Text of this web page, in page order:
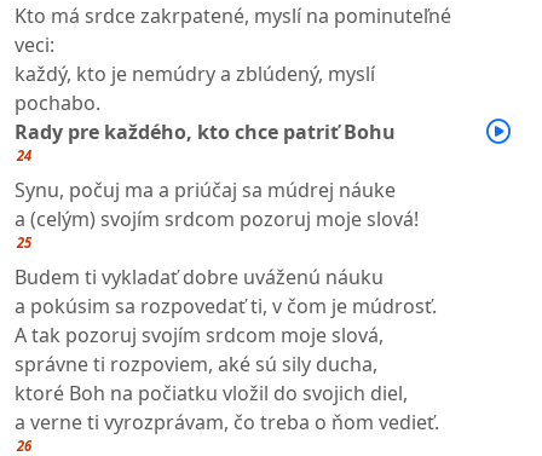
Kto má srdce zakrpatené, myslí na pominuteľné
veci:
každý, kto je nemúdry a zblúdený, myslí
pochabo.
Rady pre každého, kto chce patriť Bohu
24
Synu, počuj ma a priúčaj sa múdrej náuke
a (celým) svojím srdcom pozoruj moje slová!
25
Budem ti vykladať dobre uváženú náuku
a pokúsim sa rozpovedať ti, v čom je múdrosť.
A tak pozoruj svojím srdcom moje slová,
správne ti rozpoviem, aké sú sily ducha,
ktoré Boh na počiatku vložil do svojich diel,
a verne ti vyrozprávam, čo treba o ňom vedieť.
26